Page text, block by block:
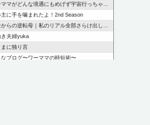
マがどんな境遇にもめげず宇宙行っちゃう話
に手を噛まれたよ！2nd Season
らの逆転母｜私のリアル全部さらけ出します
き夫婦yuka
まに独り言
なブログ〜ワーママの時短術〜